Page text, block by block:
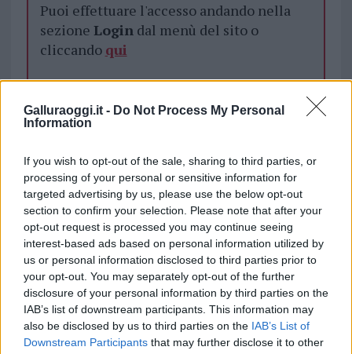
Galluraoggi.it - Do Not Process My Personal
Information
If you wish to opt-out of the sale, sharing to third parties, or
processing of your personal or sensitive information for
targeted advertising by us, please use the below opt-out
section to confirm your selection. Please note that after your
opt-out request is processed you may continue seeing
interest-based ads based on personal information utilized by
us or personal information disclosed to third parties prior to
your opt-out. You may separately opt-out of the further
disclosure of your personal information by third parties on the
IAB’s list of downstream participants. This information may
also be disclosed by us to third parties on the IAB’s List of
Downstream Participants that may further disclose it to other
Puoi effettuare l'accesso andando nella
sezione Logindal menù del sito o
cliccando qui
TEMI: Comune Di Calangianus
Fabio Albieri
Notizie Calangianus
Notizie in tempo reale?
Entra nel canale telegram di
GalluraOggi.it
Inviaci le tue segnalazioni,
i tuoi video e le tue foto
Su WhatsApp al numero +39
345 356 7512